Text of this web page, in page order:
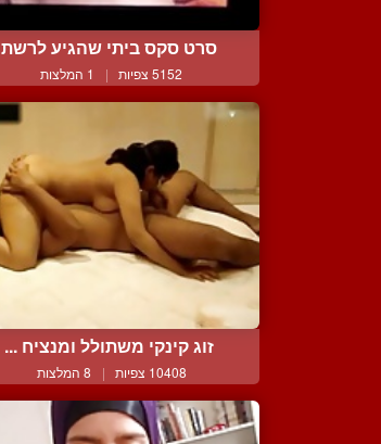
סרט סקס ביתי שהגיע לרשת
5152 צפיות | 1 המלצות
זוג קינקי משתולל ומנציח ...
10408 צפיות | 8 המלצות